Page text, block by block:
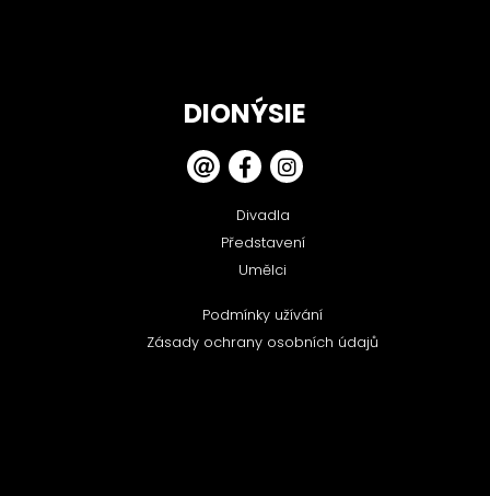
DIONÝSIE
Divadla
Představení
Umělci
Podmínky užívání
Zásady ochrany osobních údajů